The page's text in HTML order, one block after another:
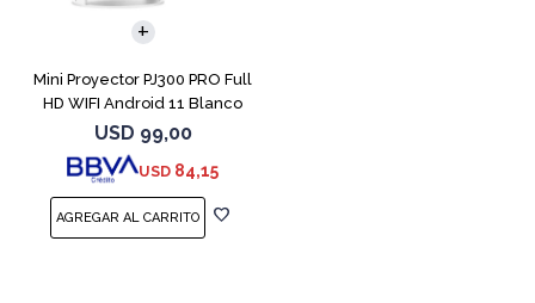
Mini Proyector PJ300 PRO Full
HD WIFI Android 11 Blanco
USD 99,00
USD 84,15